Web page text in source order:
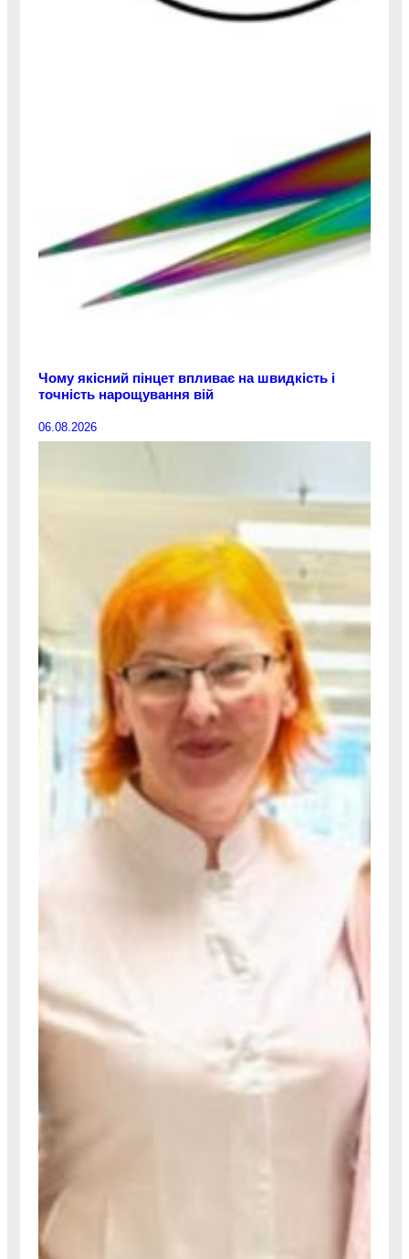
Чому якісний пінцет впливає на швидкість і
точність нарощування вій
06.08.2026